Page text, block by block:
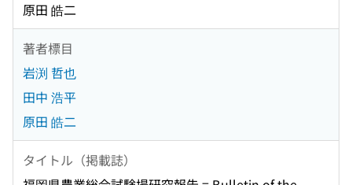
原田 皓二
著者標目
岩渕 哲也
田中 浩平
原田 皓二
タイトル（掲載誌）